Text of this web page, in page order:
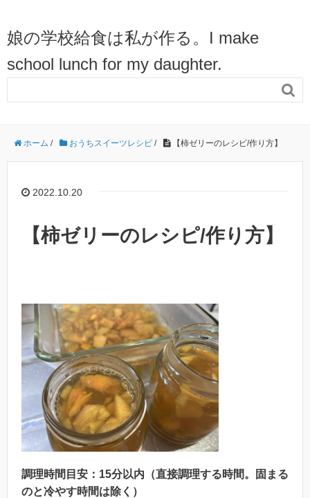
娘の学校給食は私が作る。I make
school lunch for my daughter.

ホーム / おうちスイーツレシピ / 【柿ゼリーのレシピ/作り方】
2022.10.20
【柿ゼリーのレシピ/作り方】
調理時間目安：15分以内（直接調理する時間。固まる
のと冷やす時間は除く）